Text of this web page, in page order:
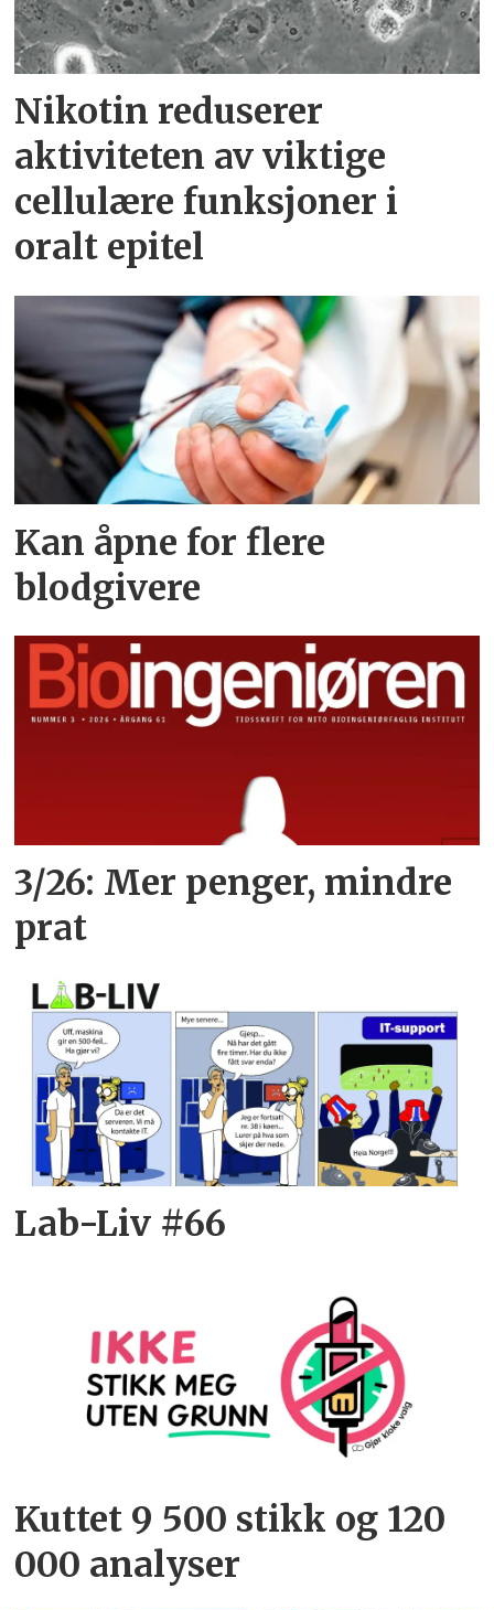
Nikotin reduserer
aktiviteten av viktige
cellulære funksjoner i
oralt epitel
Kan åpne for flere
blodgivere
3/26: Mer penger, mindre
prat
Lab-Liv #66
Kuttet 9 500 stikk og 120
000 analyser